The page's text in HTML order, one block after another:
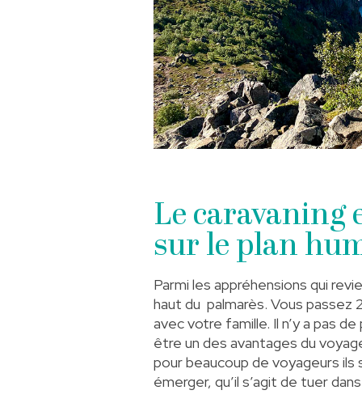
Le caravaning
sur le plan
Parmi les appréhensions qui
haut du palmarès. Vous passez
avec votre famille. Il n’y a pas
être un des avantages du
pour beaucoup de voyageurs
émerger, qu’il s’agit de tuer